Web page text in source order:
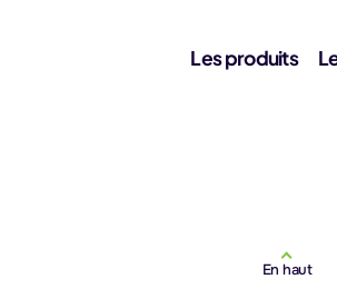
Les produits
En haut